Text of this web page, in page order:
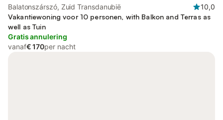
Balatonszárszó, Zuid Transdanubië
10,0
Vakantiewoning voor 10 personen, with Balkon and Terras as
well as Tuin
Gratis annulering
vanaf€ 170per nacht